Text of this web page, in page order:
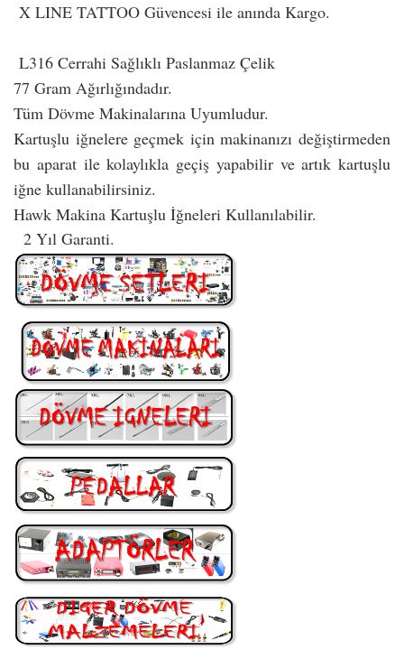
X LINE TATTOO Güvencesi ile anında Kargo.
L316 Cerrahi Sağlıklı Paslanmaz Çelik
77 Gram Ağırlığındadır.
Tüm Dövme Makinalarına Uyumludur.
Kartuşlu iğnelere geçmek için makinanızı değiştirmeden
bu aparat ile kolaylıkla geçiş yapabilir ve artık kartuşlu
iğne kullanabilirsiniz.
Hawk Makina Kartuşlu İğneleri Kullanılabilir.
2 Yıl Garanti.